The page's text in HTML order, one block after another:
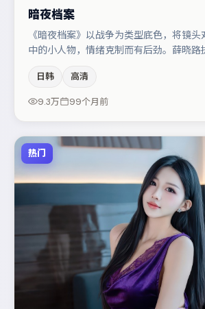
暗夜档案
《暗夜档案》以战争为类型底色，将镜
中的小人物，情绪克制而有后劲。薛晓路
央在片中承担叙事驱动，杨幂、孔刘分别
悬疑调剂（视场次而定）。整体完成度较
日韩 高清
9.3万 99个月前
热门